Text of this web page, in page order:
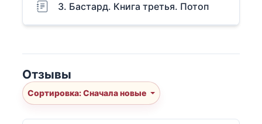
3. Бастард. Книга третья. Потоп
Отзывы
Сортировка: Сначала новые